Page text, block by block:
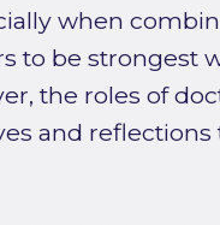
when
to be strongest
the roles of
and reflections